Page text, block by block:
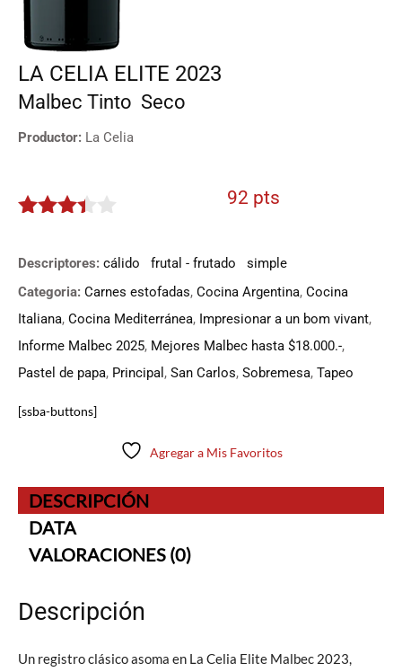
LA CELIA ELITE 2023
Malbec Tinto Seco
Productor: La Celia
92 pts
Descriptores: cálido frutal - frutado
simple
Categoria: Carnes estofadas, Cocina Argentina, Cocina
Italiana, Cocina Mediterránea, Impresionar a un bom vivant,
Informe Malbec 2025, Mejores Malbec hasta $18.000.-,
Pastel de papa, Principal , San Carlos, Sobremesa, Tapeo
[ssba-buttons]
Agregar a Mis Favoritos
DESCRIPCIÓN
DATA
VALORACIONES (0)
Descripción
Un registro clásico asoma en La Celia Elite Malbec 2023,